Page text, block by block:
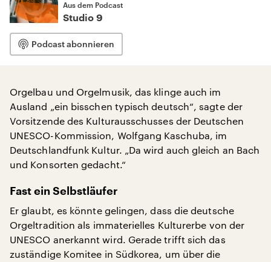
Aus dem Podcast
Studio 9
Podcast abonnieren
Orgelbau und Orgelmusik, das klinge auch im
Ausland „ein bisschen typisch deutsch“, sagte der
Vorsitzende des Kulturausschusses der Deutschen
UNESCO-Kommission, Wolfgang Kaschuba, im
Deutschlandfunk Kultur. „Da wird auch gleich an Bach
und Konsorten gedacht.“
Fast ein Selbstläufer
Er glaubt, es könnte gelingen, dass die deutsche
Orgeltradition als immaterielles Kulturerbe von der
UNESCO anerkannt wird. Gerade trifft sich das
zuständige Komitee in Südkorea, um über die